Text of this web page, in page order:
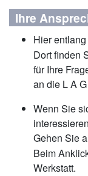
Ihre
Hier
Dort finden
für Ihre
an die L A
Wenn Sie
Gehen Sie
Beim
Werkstatt.